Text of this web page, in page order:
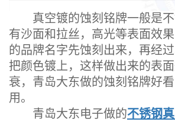
真空镀的蚀刻铭牌一般是不
有沙面和拉丝，高光等表面效
的品牌名字先蚀刻出来，再经
把颜色镀上，这样做出来的表
衰，青岛大东做的蚀刻铭牌好
用。
青岛大东电子做的不锈钢